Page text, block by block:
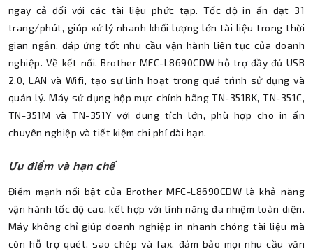
ngay cả đối với các tài liệu phức tạp. Tốc độ in ấn đạt 31
trang/phút, giúp xử lý nhanh khối lượng lớn tài liệu trong thời
gian ngắn, đáp ứng tốt nhu cầu vận hành liên tục của doanh
nghiệp. Về kết nối, Brother MFC-L8690CDW hỗ trợ đầy đủ USB
2.0, LAN và Wifi, tạo sự linh hoạt trong quá trình sử dụng và
quản lý. Máy sử dụng hộp mực chính hãng TN-351BK, TN-351C,
TN-351M và TN-351Y với dung tích lớn, phù hợp cho in ấn
chuyên nghiệp và tiết kiệm chi phí dài hạn.
Ưu điểm và hạn chế
Điểm mạnh nổi bật của Brother MFC-L8690CDW là khả năng
vận hành tốc độ cao, kết hợp với tính năng đa nhiệm toàn diện.
Máy không chỉ giúp doanh nghiệp in nhanh chóng tài liệu mà
còn hỗ trợ quét, sao chép và fax, đảm bảo mọi nhu cầu văn